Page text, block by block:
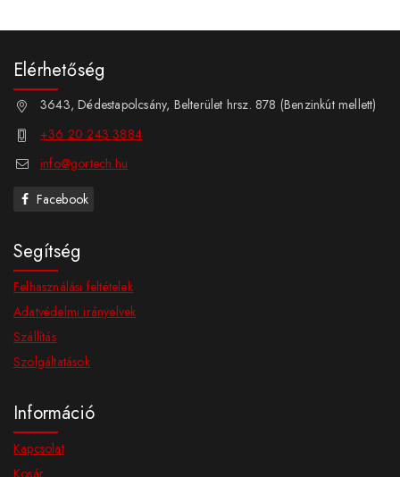
Elérhetőség
3643, Dédestapolcsány, Belterület hrsz. 878 (Benzinkút mellett)
+36 20 243 3884
info@gortech.hu
Facebook
Segítség
Felhasználási feltételek
Adatvédelmi irányelvek
Szállítás
Szolgáltatások
Információ
Kapcsolat